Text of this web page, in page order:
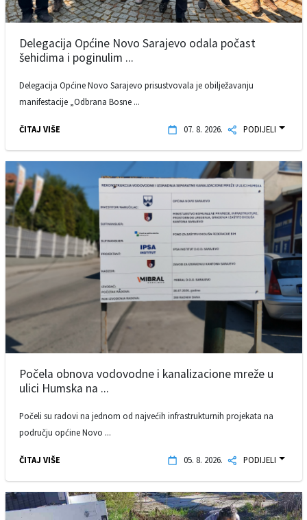
Delegacija Općine Novo Sarajevo odala počast
šehidima i poginulim ...
Delegacija Općine Novo Sarajevo prisustvovala je obilježavanju
manifestacije „Odbrana Bosne ...
ČITAJ VIŠE 07. 8. 2026. PODIJELI
Počela obnova vodovodne i kanalizacione mreže u
ulici Humska na ...
Počeli su radovi na jednom od najvećih infrastrukturnih projekata na
području općine Novo ...
ČITAJ VIŠE 05. 8. 2026. PODIJELI